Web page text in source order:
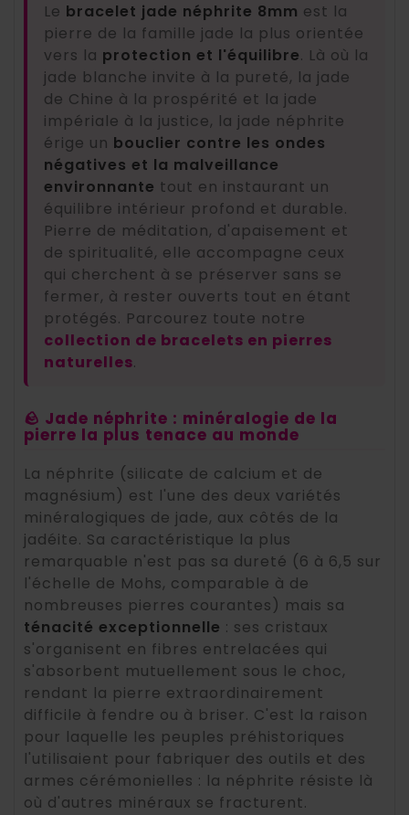
Le bracelet jade néphrite 8mm est la
pierre de la famille jade la plus orientée
vers la protection et l'équilibre. Là où la
jade blanche invite à la pureté, la jade
de Chine à la prospérité et la jade
impériale à la justice, la jade néphrite
érige un bouclier contre les ondes
négatives et la malveillance
environnante tout en instaurant un
équilibre intérieur profond et durable.
Pierre de méditation, d'apaisement et
de spiritualité, elle accompagne ceux
qui cherchent à se préserver sans se
fermer, à rester ouverts tout en étant
protégés. Parcourez toute notre
collection de bracelets en pierres
naturelles.
🪨 Jade néphrite : minéralogie de la
pierre la plus tenace au monde
La néphrite (silicate de calcium et de
magnésium) est l'une des deux variétés
minéralogiques de jade, aux côtés de la
jadéite. Sa caractéristique la plus
remarquable n'est pas sa dureté (6 à 6,5 sur
l'échelle de Mohs, comparable à de
nombreuses pierres courantes) mais sa
ténacité exceptionnelle : ses cristaux
s'organisent en fibres entrelacées qui
s'absorbent mutuellement sous le choc,
rendant la pierre extraordinairement
difficile à fendre ou à briser. C'est la raison
pour laquelle les peuples préhistoriques
l'utilisaient pour fabriquer des outils et des
armes cérémonielles : la néphrite résiste là
où d'autres minéraux se fracturent.